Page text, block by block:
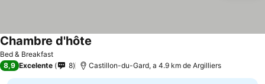
Bed & Breakfast
Chambre d'hôte
8,9 Excelente 8 Castillon-du-Gard, a 4.9 km de Argilliers